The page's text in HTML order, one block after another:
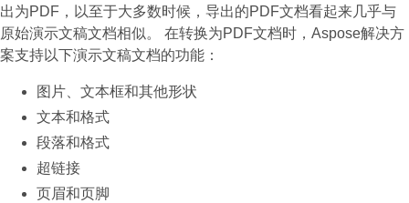
出为PDF，以至于大多数时候，导出的PDF文档看起来几乎与
原始演示文稿文档相似。 在转换为PDF文档时，Aspose解决方
案支持以下演示文稿文档的功能：
图片、文本框和其他形状
文本和格式
段落和格式
超链接
页眉和页脚